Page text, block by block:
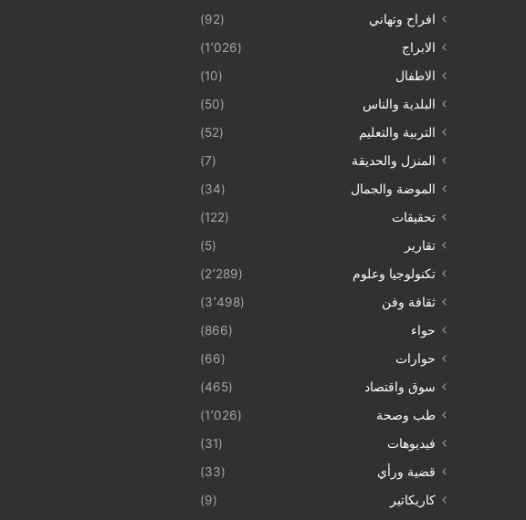
افراح وتهاني
(92)
الابراج
(1٬026)
الاطفال
(10)
البلدية والناس
(50)
التربية والتعليم
(52)
المنزل والحديقة
(7)
الموضة والجمال
(34)
تحقيقات
(122)
تقارير
(5)
تكنولوجيا وعلوم
(2٬289)
ثقافة وفن
(3٬498)
حواء
(866)
حوارات
(66)
سوق واقتصاد
(465)
طب وصحة
(1٬026)
فيديوهات
(31)
قضية ورأي
(33)
كاريكاتير
(9)